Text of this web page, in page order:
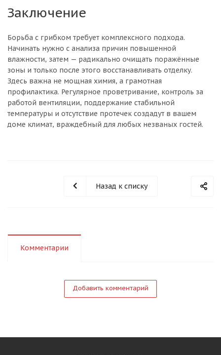
Заключение
Борьба с грибком требует комплексного подхода.
Начинать нужно с анализа причин повышенной
влажности, затем — радикально очищать поражённые
зоны и только после этого восстанавливать отделку.
Здесь важна не мощная химия, а грамотная
профилактика. Регулярное проветривание, контроль за
работой вентиляции, поддержание стабильной
температуры и отсутствие протечек создадут в вашем
доме климат, враждебный для любых незваных гостей.
Назад к списку
Комментарии
Добавить комментарий